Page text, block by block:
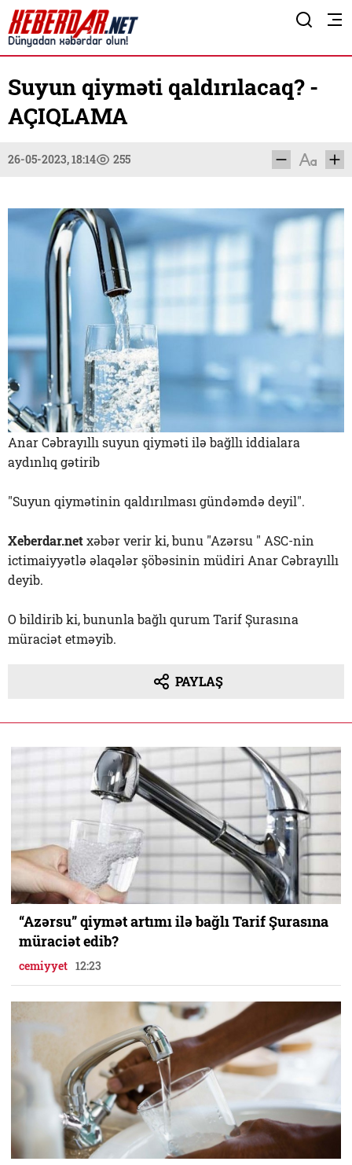
Suyun qiyməti qaldırılacaq? -
AÇIQLAMA
26-05-2023, 18:14 255
Anar Cəbrayıllı suyun qiyməti ilə bağllı iddialara
aydınlıq gətirib
"Suyun qiymətinin qaldırılması gündəmdə deyil".
Xeberdar.netxəbər verir ki, bunu "Azərsu " ASC-nin
ictimaiyyətlə əlaqələr şöbəsinin müdiri Anar Cəbrayıllı
deyib.
O bildirib ki, bununla bağlı qurum Tarif Şurasına
müraciət etməyib.
PAYLAŞ
“Azərsu” qiymət artımı ilə bağlı Tarif Şurasına
müraciət edib?
cemiyyet 12:23